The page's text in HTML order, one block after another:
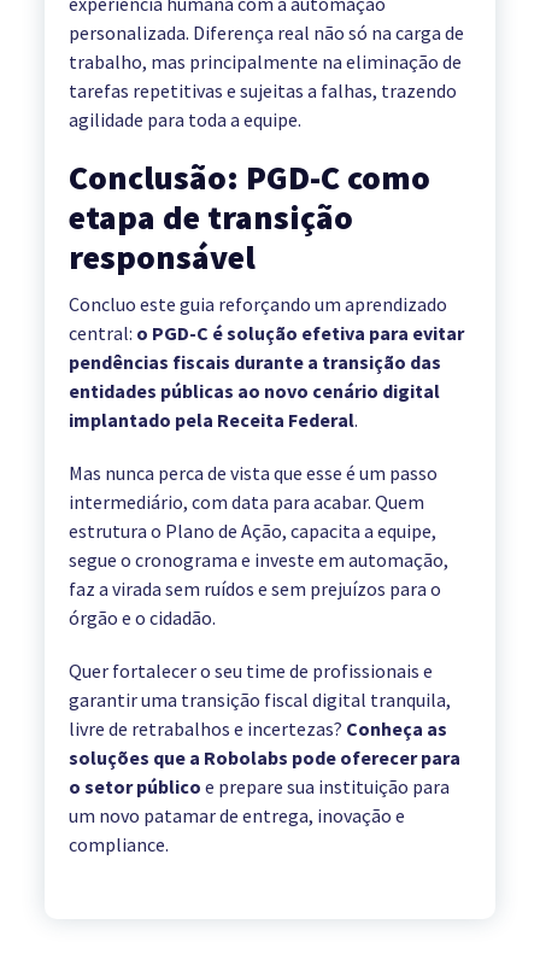
personalizada. Diferença real não só na carga de
trabalho, mas principalmente na eliminação de
tarefas repetitivas e sujeitas a falhas, trazendo
agilidade para toda a equipe.
Conclusão: PGD-C como
etapa de transição
responsável
Concluo este guia reforçando um aprendizado
central: o PGD-C é solução efetiva para evitar
pendências fiscais durante a transição das
entidades públicas ao novo cenário digital
implantado pela Receita Federal.
Mas nunca perca de vista que esse é um passo
intermediário, com data para acabar. Quem
estrutura o Plano de Ação, capacita a equipe,
segue o cronograma e investe em automação,
faz a virada sem ruídos e sem prejuízos para o
órgão e o cidadão.
Quer fortalecer o seu time de profissionais e
garantir uma transição fiscal digital tranquila,
livre de retrabalhos e incertezas? Conheça as
soluções que a Robolabs pode oferecer para
o setor público e prepare sua instituição para
um novo patamar de entrega, inovação e
compliance.